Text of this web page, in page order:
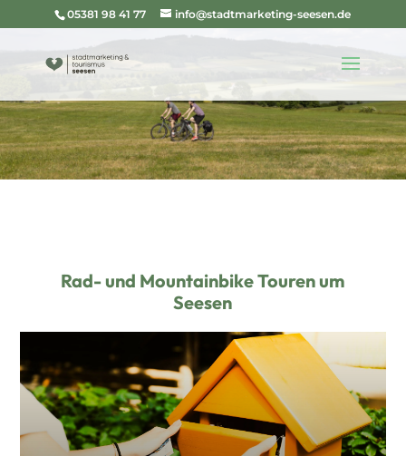
05381 98 41 77 info@stadtmarketing-seesen.de
Rad- und Mountainbike Touren um
Seesen